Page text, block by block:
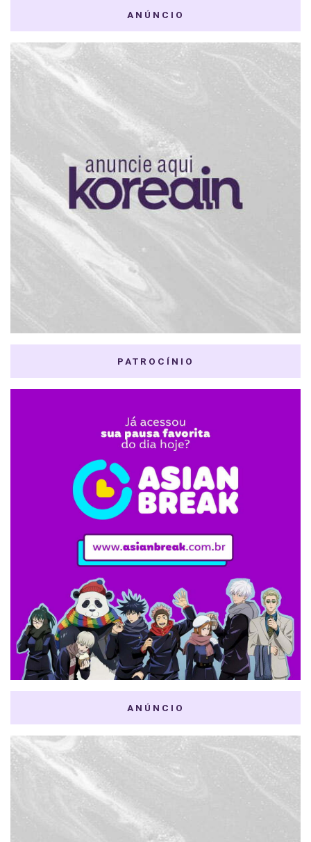
ANÚNCIO
PATROCÍNIO
ANÚNCIO